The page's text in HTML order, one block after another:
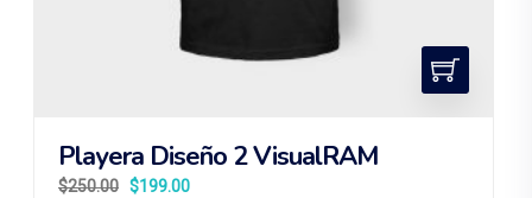
Playera Diseño 2 VisualRAM
$250.00 $199.00